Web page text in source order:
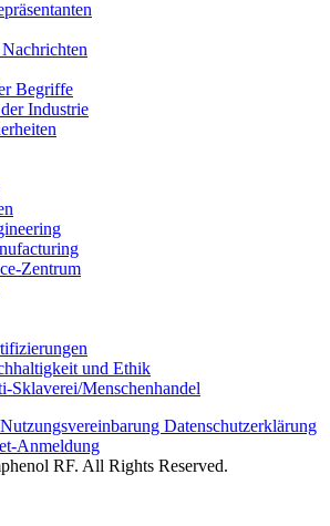
Begriffe
Industrie
Zentrum
und Ethik
Sklaverei/Menschenhandel
Nutzungsvereinbarung Datenschutzerklärung
Anmeldung
RF. All Rights Reserved.